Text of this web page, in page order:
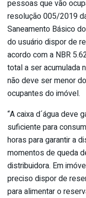
pessoas que vão
resolução 005/2019
Saneamento Básico
do usuário dispor de
acordo com a NBR
total a ser acumulada
não deve ser menor
ocupantes do imóvel.
“A caixa d´água deve
suficiente para
horas para garantir a
momentos de queda
distribuidora. Em
preciso dispor de
para alimentar o